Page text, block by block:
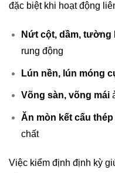
đặc biệt khi hoạt động
Nứt cột, dầm, tường
rung động
Lún nền, lún móng
Võng sàn, võng mái
Ăn mòn kết cấu thép
chất
Việc kiểm định định kỳ